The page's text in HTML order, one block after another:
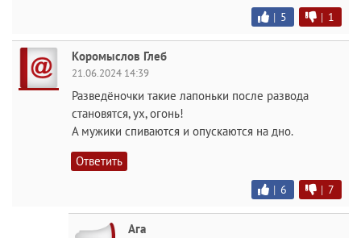
| 5 | 1
Коромыслов Глеб
21.06.2024 14:39
Разведёночки такие лапоньки после развода
становятся, ух, огонь!
А мужики спиваются и опускаются на дно.
Ответить
| 6 | 7
Ага